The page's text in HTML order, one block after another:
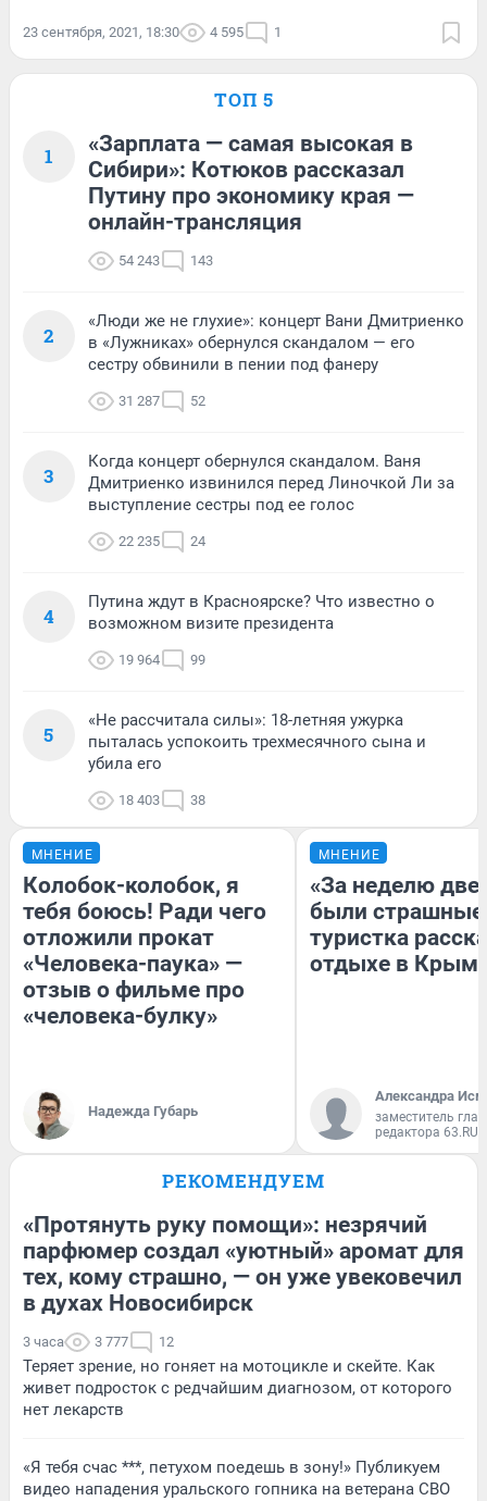
23 сентября, 2021, 18:30 4 595 1
ТОП 5
1
«Зарплата — самая высокая в
Сибири»: Котюков рассказал
Путину про экономику края —
онлайн-трансляция
54 243 143
2
«Люди же не глухие»: концерт Вани Дмитриенко
в «Лужниках» обернулся скандалом — его
сестру обвинили в пении под фанеру
31 287 52
3
Когда концерт обернулся скандалом. Ваня
Дмитриенко извинился перед Линочкой Ли за
выступление сестры под ее голос
22 235 24
4
Путина ждут в Красноярске? Что известно о
возможном визите президента
19 964 99
5
«Не рассчитала силы»: 18-летняя ужурка
пыталась успокоить трехмесячного сына и
убила его
18 403 38
МНЕНИЕ
Колобок-колобок, я
тебя боюсь! Ради чего
отложили прокат
«Человека-паука» —
отзыв о фильме про
«человека-булку»
Надежда Губарь
МНЕНИЕ
«За неделю две
были
туристка
отдыхе в
Александра
заместитель
редактора 63.RU
РЕКОМЕНДУЕМ
«Протянуть руку помощи»: незрячий
парфюмер создал «уютный» аромат для
тех, кому страшно, — он уже увековечил
в духах Новосибирск
3 часа 3 777 12
Теряет зрение, но гоняет на мотоцикле и скейте. Как
живет подросток с редчайшим диагнозом, от которого
нет лекарств
«Я тебя счас ***, петухом поедешь в зону!» Публикуем
видео нападения уральского гопника на ветерана СВО